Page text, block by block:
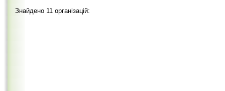
Знайдено 11 організацій: